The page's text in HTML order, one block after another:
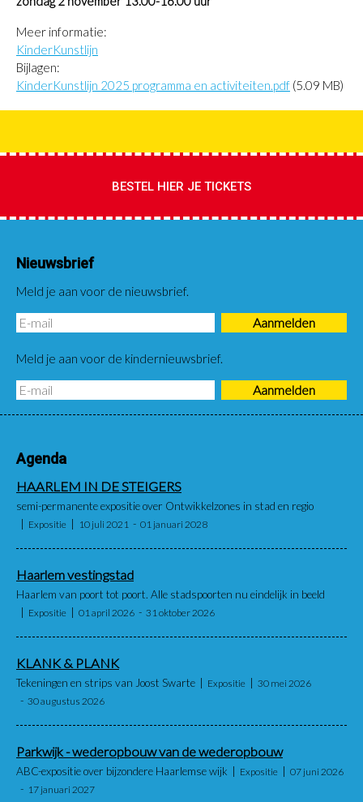
Meer informatie:
KinderKunstlijn
Bijlagen:
KinderKunstlijn 2025 programma en activiteiten.pdf (5.09 MB)
BESTEL HIER JE TICKETS
Nieuwsbrief
Meld je aan voor de nieuwsbrief.
Meld je aan voor de kindernieuwsbrief.
Agenda
HAARLEM IN DE STEIGERS
semi-permanente expositie over Ontwikkelzones in stad en regio
Expositie 10 juli 2021 01 januari 2028
Haarlem vestingstad
Haarlem van poort tot poort. Alle stadspoorten nu eindelijk in beeld
Expositie 01 april 2026 31 oktober 2026
KLANK & PLANK
Tekeningen en strips van Joost Swarte Expositie
30 mei 2026
30 augustus 2026
Parkwijk - wederopbouw van de wederopbouw
ABC-expositie over bijzondere Haarlemse wijk Expositie
07 juni 2026
17 januari 2027